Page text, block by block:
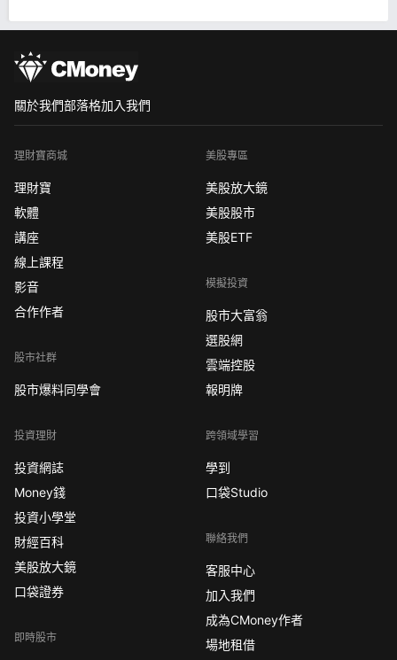
關於我們部落格加入我們
理財寶商城
理財寶
軟體
講座
線上課程
影音
合作作者
股市社群
股市爆料同學會
投資理財
投資網誌
Money錢
投資小學堂
財經百科
美股放大鏡
口袋證券
即時股市
美股專區
美股放大鏡
美股股市
美股ETF
模擬投資
股市大富翁
選股網
雲端控股
報明牌
跨領域學習
學到
口袋Studio
聯絡我們
客服中心
加入我們
成為CMoney作者
場地租借